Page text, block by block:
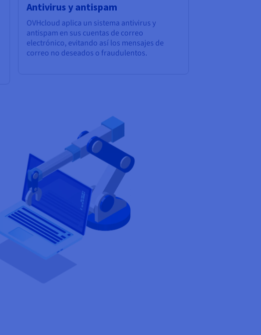
Antivirus y antispam
OVHcloud aplica un sistema antivirus y
antispam en sus cuentas de correo
electrónico, evitando así los mensajes de
correo no deseados o fraudulentos.